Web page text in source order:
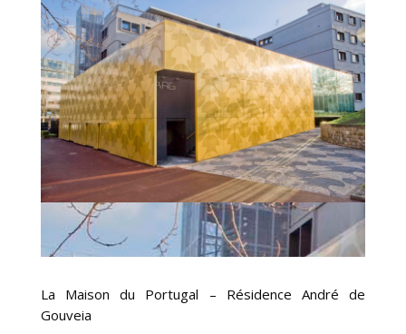
La Maison du Portugal – Résidence André de
Gouveia